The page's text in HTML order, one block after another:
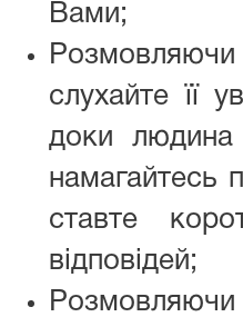
Вами;
Розмовляючи
слухайте її
доки людина
намагайтесь
ставте
відповідей;